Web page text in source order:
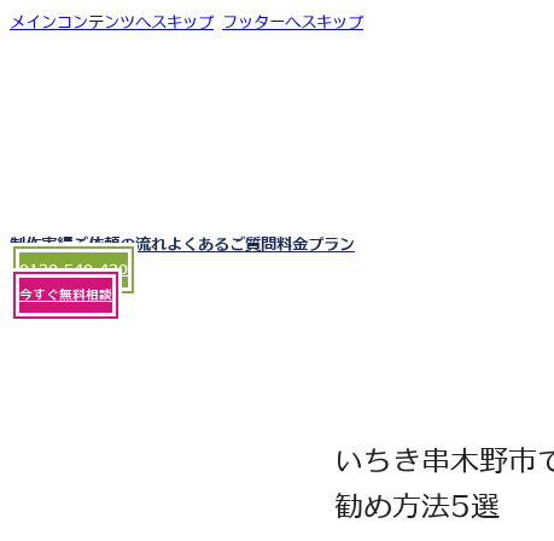
メインコンテンツへスキップ フッターへスキップ
制作実績ご依頼の流れ よくあるご質問料金プラン
0120-540-430
今すぐ無料相談
いちき串木野市
勧め方法5選